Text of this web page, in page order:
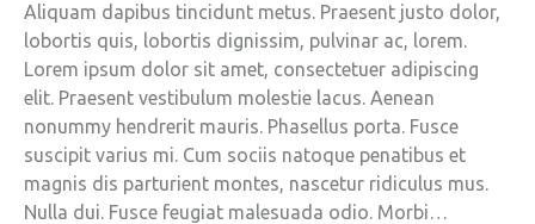
Aliquam dapibus tincidunt metus. Praesent justo dolor,
lobortis quis, lobortis dignissim, pulvinar ac, lorem.
Lorem ipsum dolor sit amet, consectetuer adipiscing
elit. Praesent vestibulum molestie lacus. Aenean
nonummy hendrerit mauris. Phasellus porta. Fusce
suscipit varius mi. Cum sociis natoque penatibus et
magnis dis parturient montes, nascetur ridiculus mus.
Nulla dui. Fusce feugiat malesuada odio. Morbi…